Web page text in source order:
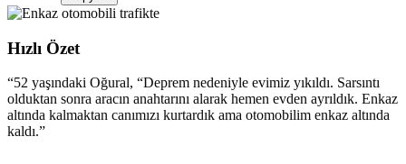
Hızlı Özet
“52 yaşındaki Oğural, “Deprem nedeniyle evimiz yıkıldı. Sarsıntı
olduktan sonra aracın anahtarını alarak hemen evden ayrıldık. Enkaz
altında kalmaktan canımızı kurtardık ama otomobilim enkaz altında
kaldı.”